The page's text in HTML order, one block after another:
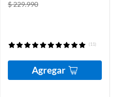
$ 229.990
(11)
Agregar